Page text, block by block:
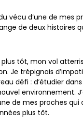
vécu d’une de mes
de deux histoires
plus tôt, mon vol
Je trépignais
défi : d’étudier
environnement.
de mes proches qui
plus tôt.